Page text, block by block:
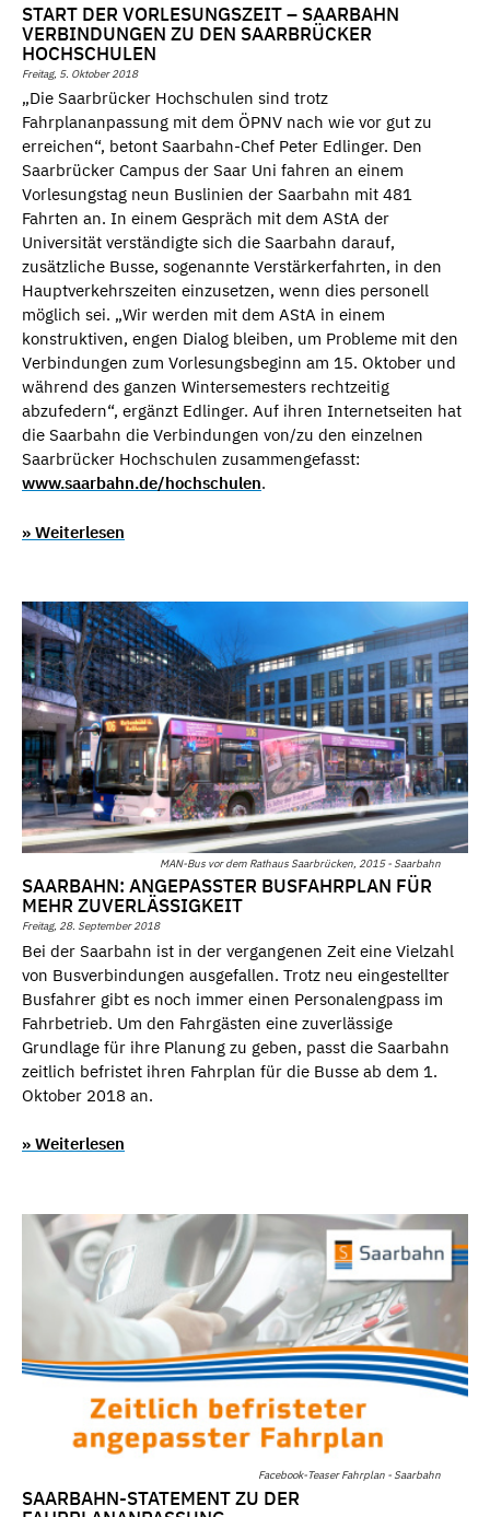
START DER VORLESUNGSZEIT – SAARBAHN
VERBINDUNGEN ZU DEN SAARBRÜCKER
HOCHSCHULEN
Freitag, 5. Oktober 2018
„Die Saarbrücker Hochschulen sind trotz
Fahrplananpassung mit dem ÖPNV nach wie vor gut zu
erreichen“, betont Saarbahn-Chef Peter Edlinger. Den
Saarbrücker Campus der Saar Uni fahren an einem
Vorlesungstag neun Buslinien der Saarbahn mit 481
Fahrten an. In einem Gespräch mit dem AStA der
Universität verständigte sich die Saarbahn darauf,
zusätzliche Busse, sogenannte Verstärkerfahrten, in den
Hauptverkehrszeiten einzusetzen, wenn dies personell
möglich sei. „Wir werden mit dem AStA in einem
konstruktiven, engen Dialog bleiben, um Probleme mit den
Verbindungen zum Vorlesungsbeginn am 15. Oktober und
während des ganzen Wintersemesters rechtzeitig
abzufedern“, ergänzt Edlinger. Auf ihren Internetseiten hat
die Saarbahn die Verbindungen von/zu den einzelnen
Saarbrücker Hochschulen zusammengefasst:
www.saarbahn.de/hochschulen.
» Weiterlesen
MAN-Bus vor dem Rathaus Saarbrücken, 2015 - Saarbahn
SAARBAHN: ANGEPASSTER BUSFAHRPLAN FÜR
MEHR ZUVERLÄSSIGKEIT
Freitag, 28. September 2018
Bei der Saarbahn ist in der vergangenen Zeit eine Vielzahl
von Busverbindungen ausgefallen. Trotz neu eingestellter
Busfahrer gibt es noch immer einen Personalengpass im
Fahrbetrieb. Um den Fahrgästen eine zuverlässige
Grundlage für ihre Planung zu geben, passt die Saarbahn
zeitlich befristet ihren Fahrplan für die Busse ab dem 1.
Oktober 2018 an.
» Weiterlesen
Facebook-Teaser Fahrplan - Saarbahn
SAARBAHN-STATEMENT ZU DER